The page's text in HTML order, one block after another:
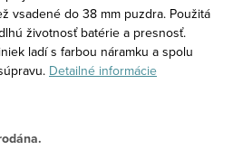
vsadené do 38 mm puzdra. Použitá
životnosť batérie a presnosť.
ladí s farbou náramku a spolu
Detailné informácie